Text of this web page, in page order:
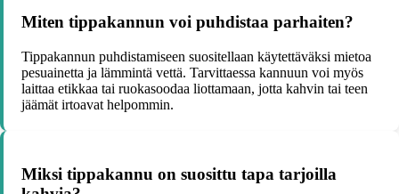
Miten tippakannun voi puhdistaa parhaiten?
Tippakannun puhdistamiseen suositellaan käytettäväksi mietoa
pesuainetta ja lämmintä vettä. Tarvittaessa kannuun voi myös
laittaa etikkaa tai ruokasoodaa liottamaan, jotta kahvin tai teen
jäämät irtoavat helpommin.
Miksi tippakannu on suosittu tapa tarjoilla